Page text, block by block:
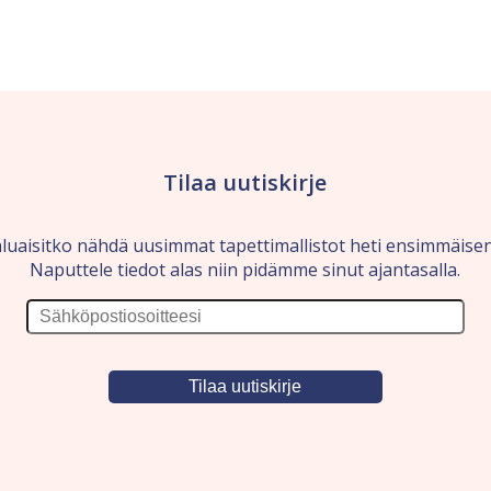
Tilaa uutiskirje
nähdä uusimmat tapettimallistot heti
Naputtele tiedot alas niin pidämme sinut ajantasalla.